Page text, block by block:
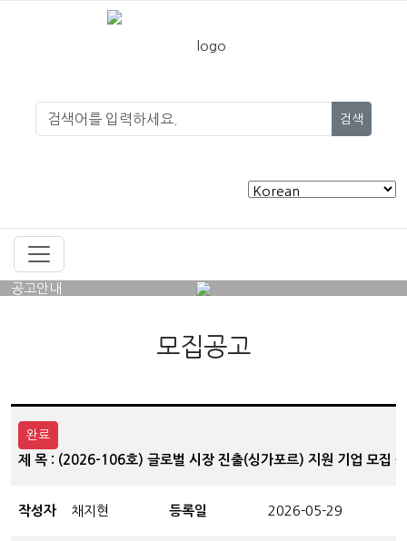
검색
공고안내
모집공고
완료
제 목 : (2026-106호) 글로벌 시장 진출(싱가포르) 지원 기업 모집
작성자 채지현 등록일 2026-05-29